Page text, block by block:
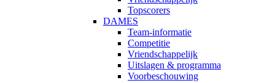
Topscorers
DAMES
Team-informatie
Competitie
Vriendschappelijk
Uitslagen & programma
Voorbeschouwing